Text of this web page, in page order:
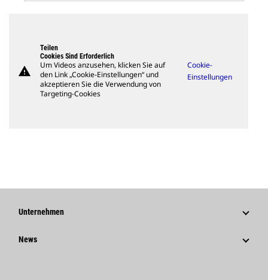
warning
Teilen
Cookies Sind Erforderlich
Um Videos anzusehen, klicken Sie auf
den Link „Cookie-Einstellungen“ und
akzeptieren Sie die Verwendung von
Targeting-Cookies
Cookie-
Einstellungen
Unternehmen
Strategie
News